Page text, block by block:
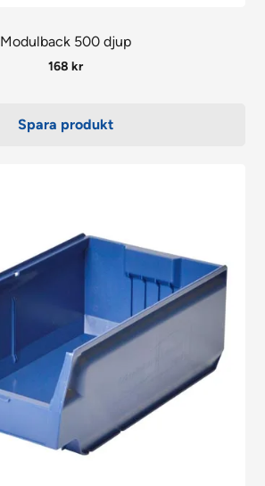
Modulback 500 djup
168 kr
Spara produkt